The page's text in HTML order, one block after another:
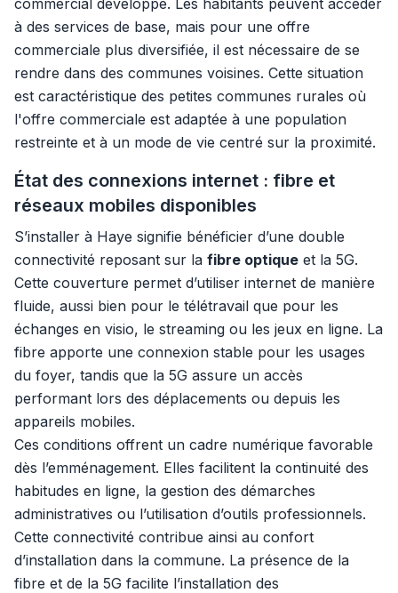
commercial développé. Les habitants peuvent accéder
à des services de base, mais pour une offre
commerciale plus diversifiée, il est nécessaire de se
rendre dans des communes voisines. Cette situation
est caractéristique des petites communes rurales où
l'offre commerciale est adaptée à une population
restreinte et à un mode de vie centré sur la proximité.
État des connexions internet : fibre et
réseaux mobiles disponibles
S’installer à Haye signifie bénéficier d’une double
connectivité reposant sur la fibre optique et la 5G.
Cette couverture permet d’utiliser internet de manière
fluide, aussi bien pour le télétravail que pour les
échanges en visio, le streaming ou les jeux en ligne. La
fibre apporte une connexion stable pour les usages
du foyer, tandis que la 5G assure un accès
performant lors des déplacements ou depuis les
appareils mobiles.
Ces conditions offrent un cadre numérique favorable
dès l’emménagement. Elles facilitent la continuité des
habitudes en ligne, la gestion des démarches
administratives ou l’utilisation d’outils professionnels.
Cette connectivité contribue ainsi au confort
d’installation dans la commune. La présence de la
fibre et de la 5G facilite l’installation des